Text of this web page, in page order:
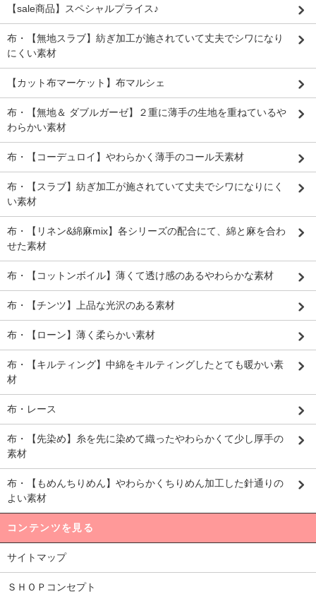
【sale商品】スペシャルプライス♪
布・【無地スラブ】紡ぎ加工が施されていて丈夫でシワになり
にくい素材
【カット布マーケット】布マルシェ
布・【無地＆ ダブルガーゼ】２重に薄手の生地を重ねているや
わらかい素材
布・【コーデュロイ】やわらかく薄手のコール天素材
布・【スラブ】紡ぎ加工が施されていて丈夫でシワになりにく
い素材
布・【リネン&綿麻mix】各シリーズの配合にて、綿と麻を合わ
せた素材
布・【コットンボイル】薄くて透け感のあるやわらかな素材
布・【チンツ】上品な光沢のある素材
布・【ローン】薄く柔らかい素材
布・【キルティング】中綿をキルティングしたとても暖かい素
材
布・レース
布・【先染め】糸を先に染めて織ったやわらかくて少し厚手の
素材
布・【もめんちりめん】やわらかくちりめん加工した針通りの
よい素材
コンテンツを見る
サイトマップ
ＳＨＯＰコンセプト